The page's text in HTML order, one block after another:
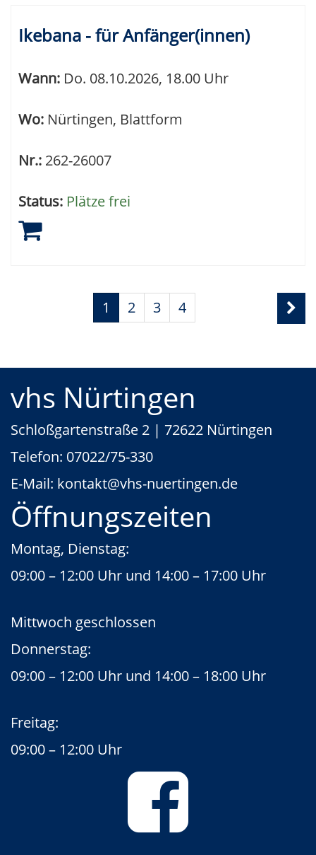
Ikebana - für Anfänger(innen)
Wann: Do. 08.10.2026, 18.00 Uhr
Wo: Nürtingen, Blattform
Nr.: 262-26007
Status: Plätze frei
Seiten
blättern
1 2 3 4
vhs Nürtingen
Schloßgartenstraße 2 | 72622 Nürtingen
Telefon: 07022/75-330
E-Mail: kontakt@vhs-nuertingen.de
Öffnungszeiten
Montag, Dienstag:
09:00 – 12:00 Uhr und 14:00 – 17:00 Uhr
Mittwoch geschlossen
Donnerstag:
09:00 – 12:00 Uhr und 14:00 – 18:00 Uhr
Freitag:
09:00 – 12:00 Uhr